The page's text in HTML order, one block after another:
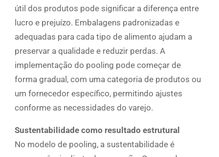
útil dos produtos pode significar a diferença entre
lucro e prejuízo. Embalagens padronizadas e
adequadas para cada tipo de alimento ajudam a
preservar a qualidade e reduzir perdas. A
implementação do pooling pode começar de
forma gradual, com uma categoria de produtos ou
um fornecedor específico, permitindo ajustes
conforme as necessidades do varejo.
Sustentabilidade como resultado estrutural
No modelo de pooling, a sustentabilidade é